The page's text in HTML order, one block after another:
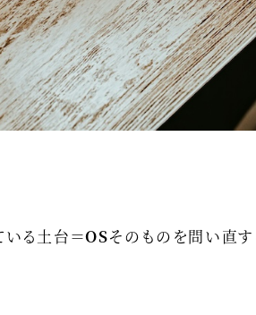
いる土台＝OSそのものを問い直す